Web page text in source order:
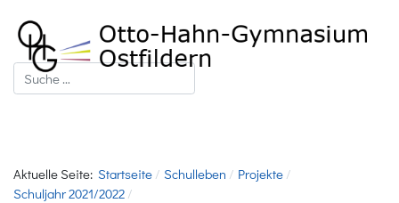
Suchen
Aktuelle Seite: Startseite Schulleben
Projekte
Schuljahr 2021/2022